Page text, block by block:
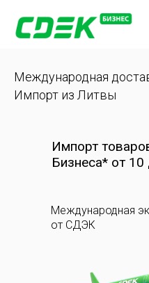
Международная
Импорт из Литвы
Импорт
Бизнеса* от 10
Международная
от СДЭК